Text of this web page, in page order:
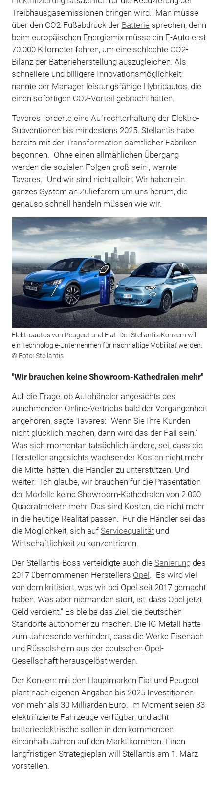
Treibhausgasemissionen bringen wird." Man müsse
über den CO2-Fußabdruck der Batterie sprechen, denn
beim europäischen Energiemix müsse ein E-Auto erst
70.000 Kilometer fahren, um eine schlechte CO2-
Bilanz der Batterieherstellung auszugleichen. Als
schnellere und billigere Innovationsmöglichkeit
nannte der Manager leistungsfähige Hybridautos, die
einen sofortigen CO2-Vorteil gebracht hätten.
Tavares forderte eine Aufrechterhaltung der Elektro-
Subventionen bis mindestens 2025. Stellantis habe
bereits mit der Transformation sämtlicher Fabriken
begonnen. "Ohne einen allmählichen Übergang
werden die sozialen Folgen groß sein", warnte
Tavares. "Und wir sind nicht allein: Wir haben ein
ganzes System an Zulieferern um uns herum, die
genauso schnell handeln müssen wie wir."
Elektroautos von Peugeot und Fiat: Der Stellantis-Konzern will
ein Technologie-Unternehmen für nachhaltige Mobilität werden.
© Foto: Stellantis
"Wir brauchen keine Showroom-Kathedralen mehr"
Auf die Frage, ob Autohändler angesichts des
zunehmenden Online-Vertriebs bald der Vergangenheit
angehören, sagte Tavares: "Wenn Sie Ihre Kunden
nicht glücklich machen, dann wird das der Fall sein."
Was sich momentan tatsächlich ändere, sei, dass die
Hersteller angesichts wachsender Kosten nicht mehr
die Mittel hätten, die Händler zu unterstützen. Und
weiter: "Ich glaube, wir brauchen für die Präsentation
der Modelle keine Showroom-Kathedralen von 2.000
Quadratmetern mehr. Das sind Kosten, die nicht mehr
in die heutige Realität passen." Für die Händler sei das
die Möglichkeit, sich auf Servicequalitätund
Wirtschaftlichkeit zu konzentrieren.
Der Stellantis-Boss verteidigte auch die Sanierungdes
2017 übernommenen Herstellers Opel . "Es wird viel
von dem kritisiert, was wir bei Opel seit 2017 gemacht
haben. Was aber niemanden stört, ist, dass Opel jetzt
Geld verdient." Es bleibe das Ziel, die deutschen
Standorte autonomer zu machen. Die IG Metall hatte
zum Jahresende verhindert, dass die Werke Eisenach
und Rüsselsheim aus der deutschen Opel-
Gesellschaft herausgelöst werden.
Der Konzern mit den Hauptmarken Fiat und Peugeot
plant nach eigenen Angaben bis 2025 Investitionen
von mehr als 30 Milliarden Euro. Im Moment seien 33
elektrifizierte Fahrzeuge verfügbar, und acht
batterieelektrische sollen in den kommenden
eineinhalb Jahren auf den Markt kommen. Einen
langfristigen Strategieplan will Stellantis am 1. März
vorstellen.